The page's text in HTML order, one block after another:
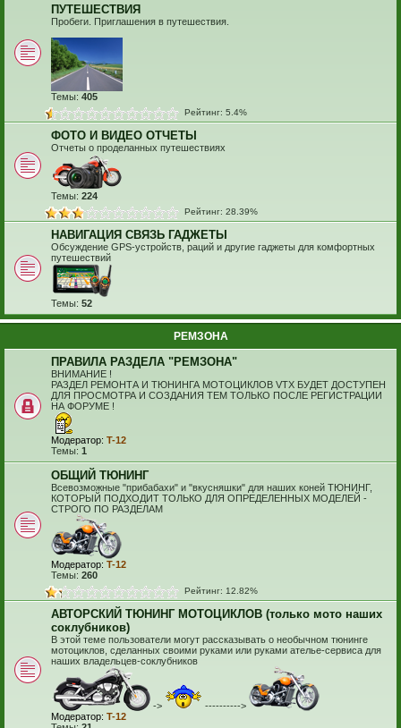
ПУТЕШЕСТВИЯ
Пробеги. Приглашения в путешествия.
Темы: 405
Рейтинг: 5.4%
ФОТО И ВИДЕО ОТЧЕТЫ
Отчеты о проделанных путешествиях
Темы: 224
Рейтинг: 28.39%
НАВИГАЦИЯ СВЯЗЬ ГАДЖЕТЫ
Обсуждение GPS-устройств, раций и другие гаджеты для комфортных
путешествий
Темы: 52
РЕМЗОНА
ПРАВИЛА РАЗДЕЛА "РЕМЗОНА"
ВНИМАНИЕ !
РАЗДЕЛ РЕМОНТА И ТЮНИНГА МОТОЦИКЛОВ VTX БУДЕТ ДОСТУПЕН
ДЛЯ ПРОСМОТРА И СОЗДАНИЯ ТЕМ ТОЛЬКО ПОСЛЕ РЕГИСТРАЦИИ
НА ФОРУМЕ !
Модератор: T-12
Темы: 1
ОБЩИЙ ТЮНИНГ
Всевозможные "прибабахи" и "вкусняшки" для наших коней ТЮНИНГ,
КОТОРЫЙ ПОДХОДИТ ТОЛЬКО ДЛЯ ОПРЕДЕЛЕННЫХ МОДЕЛЕЙ -
СТРОГО ПО РАЗДЕЛАМ
Модератор: T-12
Темы: 260
Рейтинг: 12.82%
АВТОРСКИЙ ТЮНИНГ МОТОЦИКЛОВ (только мото наших
соклубников)
В этой теме пользователи могут рассказывать о необычном тюнинге
мотоциклов, сделанных своими руками или руками ателье-сервиса для
наших владельцев-соклубников
->
---------->
Модератор: T-12